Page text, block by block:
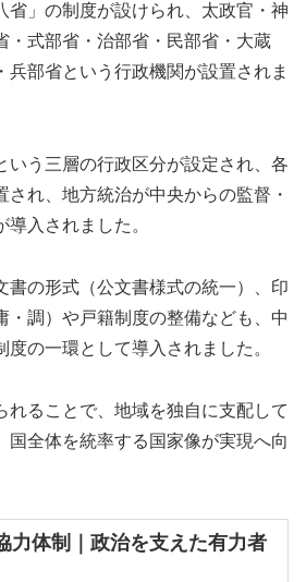
省」の制度が設けられ、太政官・神
・式部省・治部省・民部省・大蔵
兵部省という行政機関が設置されま
いう三層の行政区分が設定され、各
され、地方統治が中央からの監督・
入されました。
書の形式（公文書様式の統一）、印
・調）や戸籍制度の整備なども、中
の一環として導入されました。
れることで、地域を独自に支配して
国全体を統率する国家像が実現へ向
力体制｜政治を支えた有力者